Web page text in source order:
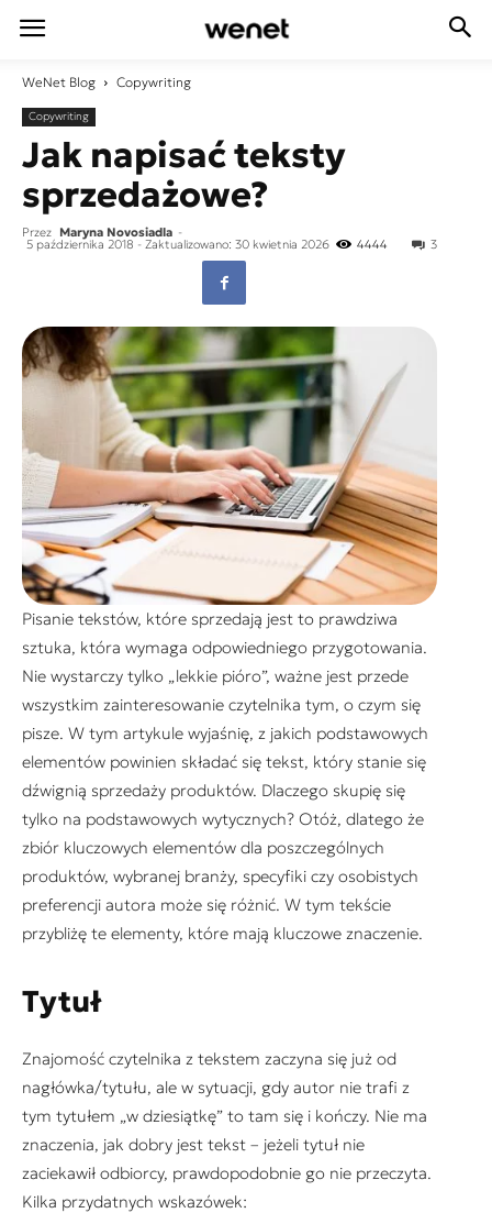
WeNet Blog Copywriting
Copywriting
Jak napisać teksty
sprzedażowe?
Przez Maryna Novosiadla -
5 października 2018 - Zaktualizowano: 30 kwietnia 2026 3
4444
Pisanie tekstów, które sprzedają jest to prawdziwa
sztuka, która wymaga odpowiedniego przygotowania.
Nie wystarczy tylko „lekkie pióro”, ważne jest przede
wszystkim zainteresowanie czytelnika tym, o czym się
pisze. W tym artykule wyjaśnię, z jakich podstawowych
elementów powinien składać się tekst, który stanie się
dźwignią sprzedaży produktów. Dlaczego skupię się
tylko na podstawowych wytycznych? Otóż, dlatego że
zbiór kluczowych elementów dla poszczególnych
produktów, wybranej branży, specyfiki czy osobistych
preferencji autora może się różnić. W tym tekście
przybliżę te elementy, które mają kluczowe znaczenie.
Tytuł
Znajomość czytelnika z tekstem zaczyna się już od
nagłówka/tytułu, ale w sytuacji, gdy autor nie trafi z
tym tytułem „w dziesiątkę” to tam się i kończy. Nie ma
znaczenia, jak dobry jest tekst – jeżeli tytuł nie
zaciekawił odbiorcy, prawdopodobnie go nie przeczyta.
Kilka przydatnych wskazówek: